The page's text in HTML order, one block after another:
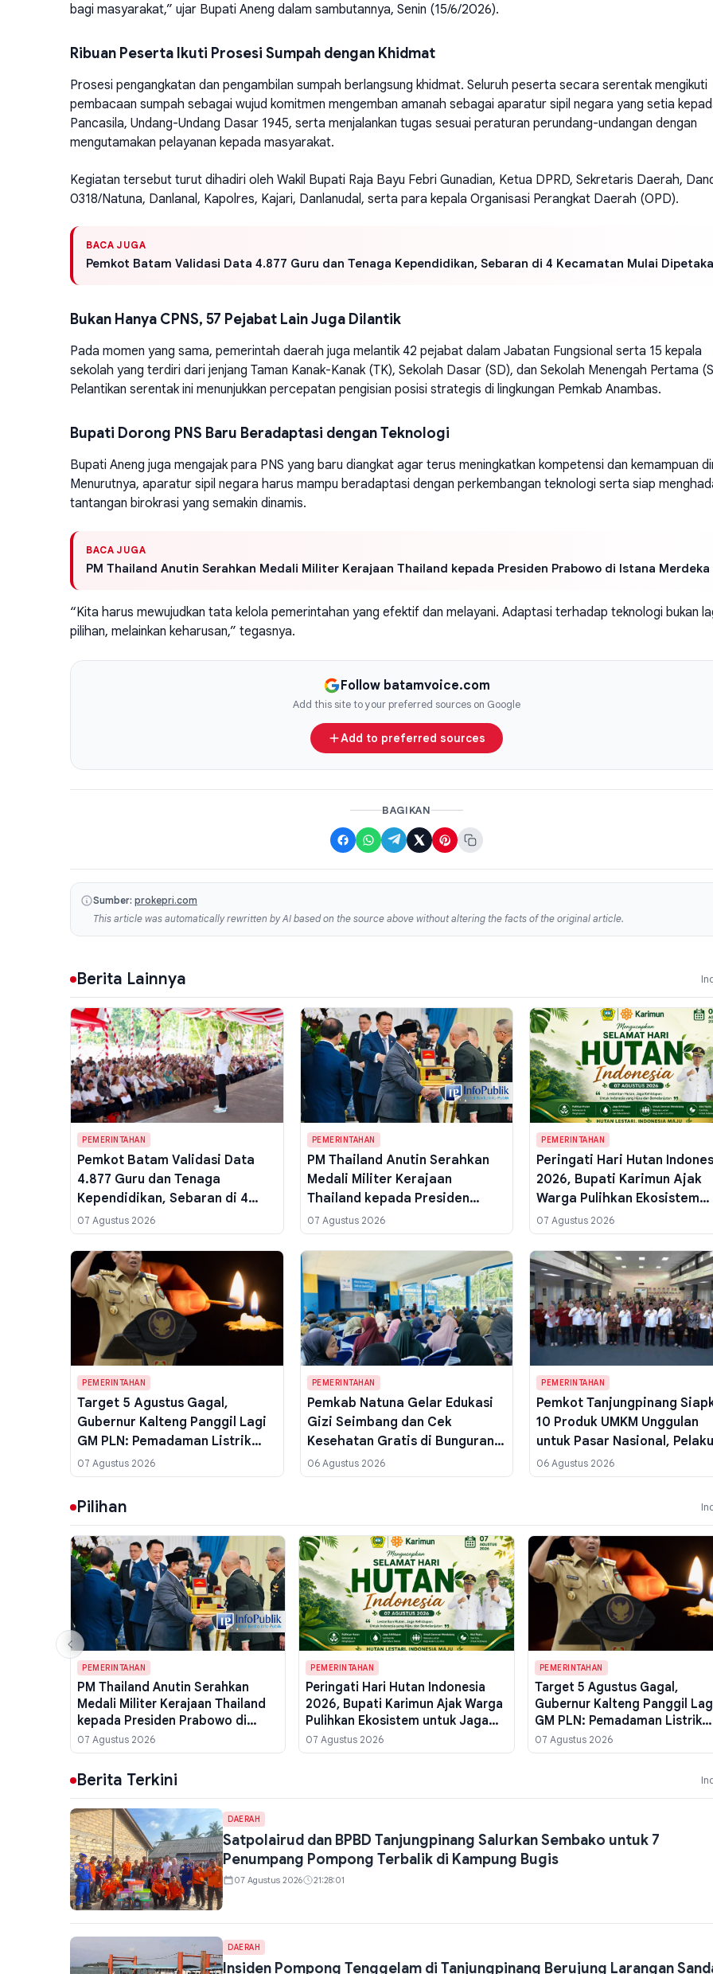
bagi masyarakat,” ujar Bupati Aneng dalam sambutannya, Senin (15/6/2026).
Ribuan Peserta Ikuti Prosesi Sumpah dengan Khidmat
Prosesi pengangkatan dan pengambilan sumpah berlangsung khidmat. Seluruh peserta secara serentak mengikuti
pembacaan sumpah sebagai wujud komitmen mengemban amanah sebagai aparatur sipil negara yang setia
Pancasila, Undang-Undang Dasar 1945, serta menjalankan tugas sesuai peraturan perundang-undangan dengan
mengutamakan pelayanan kepada masyarakat.
Kegiatan tersebut turut dihadiri oleh Wakil Bupati Raja Bayu Febri Gunadian, Ketua DPRD, Sekretaris Daerah,
0318/Natuna, Danlanal, Kapolres, Kajari, Danlanudal, serta para kepala Organisasi Perangkat Daerah (OPD).
BACA JUGA
Pemkot Batam Validasi Data 4.877 Guru dan Tenaga Kependidikan, Sebaran di 4 Kecamatan Mulai
Bukan Hanya CPNS, 57 Pejabat Lain Juga Dilantik
Pada momen yang sama, pemerintah daerah juga melantik 42 pejabat dalam Jabatan Fungsional serta 15 kepala
sekolah yang terdiri dari jenjang Taman Kanak-Kanak (TK), Sekolah Dasar (SD), dan Sekolah Menengah Pertama
Pelantikan serentak ini menunjukkan percepatan pengisian posisi strategis di lingkungan Pemkab Anambas.
Bupati Dorong PNS Baru Beradaptasi dengan Teknologi
Bupati Aneng juga mengajak para PNS yang baru diangkat agar terus meningkatkan kompetensi dan kemampuan
Menurutnya, aparatur sipil negara harus mampu beradaptasi dengan perkembangan teknologi serta siap
tantangan birokrasi yang semakin dinamis.
BACA JUGA
PM Thailand Anutin Serahkan Medali Militer Kerajaan Thailand kepada Presiden Prabowo di Istana Merdeka
“Kita harus mewujudkan tata kelola pemerintahan yang efektif dan melayani. Adaptasi terhadap teknologi bukan
pilihan, melainkan keharusan,” tegasnya.
Follow batamvoice.com
Add this site to your preferred sources on Google
Add to preferred sources
BAGIKAN
Sumber: prokepri.com
This article was automatically rewritten by AI based on the source above without altering the facts of the original article.
Berita Lainnya
PEMERINTAHAN
Pemkot Batam Validasi Data
4.877 Guru dan Tenaga
Kependidikan, Sebaran di 4
Kecamatan Mulai Dipetakan
07 Agustus 2026
PEMERINTAHAN
PM Thailand Anutin Serahkan
Medali Militer Kerajaan
Thailand kepada Presiden
Prabowo di Istana Merdeka
07 Agustus 2026
PEMERINTAHAN
Peringati Hari Hutan
2026, Bupati Karimun Ajak
Warga Pulihkan Ekosistem
untuk Jaga Kehidupan
07 Agustus 2026
PEMERINTAHAN
Target 5 Agustus Gagal,
Gubernur Kalteng Panggil Lagi
GM PLN: Pemadaman Listrik
Masih Berlanjut di Palangka
Raya
07 Agustus 2026
PEMERINTAHAN
Pemkab Natuna Gelar Edukasi
Gizi Seimbang dan Cek
Kesehatan Gratis di Bunguran
Timur Laut, 100 Paket Sembako
Dibagikan
06 Agustus 2026
PEMERINTAHAN
Pemkot Tanjungpinang
10 Produk UMKM Unggulan
untuk Pasar Nasional,
Usaha Dikenalkan AI
06 Agustus 2026
Pilihan
PEMERINTAHAN
PM Thailand Anutin Serahkan
Medali Militer Kerajaan Thailand
kepada Presiden Prabowo di
Istana Merdeka
07 Agustus 2026
PEMERINTAHAN
Peringati Hari Hutan Indonesia
2026, Bupati Karimun Ajak Warga
Pulihkan Ekosistem untuk Jaga
Kehidupan
07 Agustus 2026
PEMERINTAHAN
Target 5 Agustus Gagal,
Gubernur Kalteng Panggil
GM PLN: Pemadaman Listrik
Masih Berlanjut di Palangka
07 Agustus 2026
Berita Terkini
DAERAH
Satpolairud dan BPBD Tanjungpinang Salurkan Sembako untuk 7
Penumpang Pompong Terbalik di Kampung Bugis
07 Agustus 2026 21:28:01
DAERAH
Insiden Pompong Tenggelam di Tanjungpinang Berujung Larangan